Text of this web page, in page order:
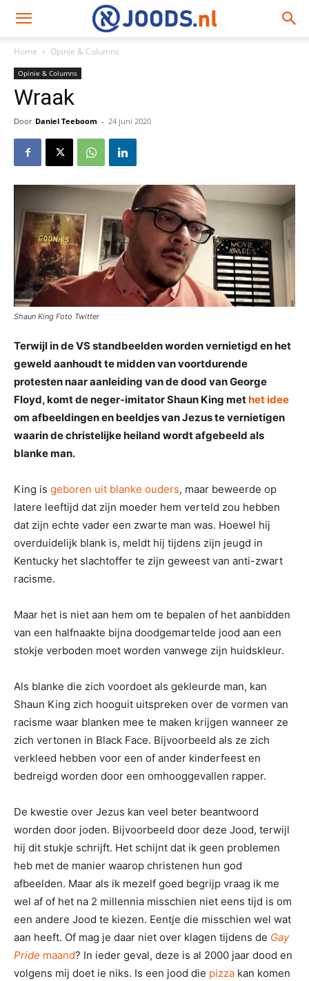
Home Opinie & Columns
Opinie & Columns
Wraak
Door Daniel Teeboom - 24 juni 2020
Shaun King Foto Twitter
Terwijl in de VS standbeelden worden vernietigd en het
geweld aanhoudt te midden van voortdurende
protesten naar aanleiding van de dood van George
Floyd, komt de neger-imitator Shaun King methet idee
om afbeeldingen en beeldjes van Jezus te vernietigen
waarin de christelijke heiland wordt afgebeeld als
blanke man.
King is geboren uit blanke ouders, maar beweerde op
latere leeftijd dat zijn moeder hem verteld zou hebben
dat zijn echte vader een zwarte man was. Hoewel hij
overduidelijk blank is, meldt hij tijdens zijn jeugd in
Kentucky het slachtoffer te zijn geweest van anti-zwart
racisme.
Maar het is niet aan hem om te bepalen of het aanbidden
van een halfnaakte bijna doodgemartelde jood aan een
stokje verboden moet worden vanwege zijn huidskleur.
Als blanke die zich voordoet als gekleurde man, kan
Shaun King zich hooguit uitspreken over de vormen van
racisme waar blanken mee te maken krijgen wanneer ze
zich vertonen in Black Face. Bijvoorbeeld als ze zich
verkleed hebben voor een of ander kinderfeest en
bedreigd worden door een omhooggevallen rapper.
De kwestie over Jezus kan veel beter beantwoord
worden door joden. Bijvoorbeeld door deze Jood, terwijl
hij dit stukje schrijft. Het schijnt dat ik geen problemen
heb met de manier waarop christenen hun god
afbeelden. Maar als ik mezelf goed begrijp vraag ik me
wel af of het na 2 millennia misschien niet eens tijd is om
een andere Jood te kiezen. Eentje die misschien wel wat
aan heeft. Of mag je daar niet over klagen tijdens de Gay
Pride maand? In ieder geval, deze is al 2000 jaar dood en
volgens mij doet ie niks. Is een jood die pizza kan komen